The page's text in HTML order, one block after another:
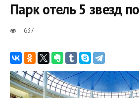
Парк отель 5 звезд
637